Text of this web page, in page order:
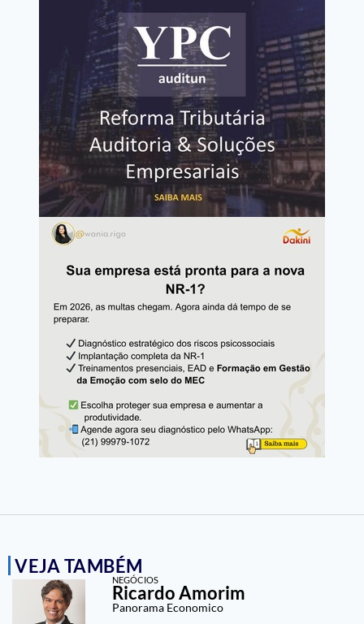
VEJA TAMBÉM
NEGÓCIOS
Ricardo Amorim
Panorama Economico